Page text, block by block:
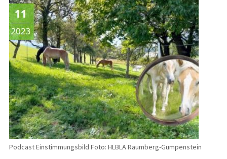
Podcast Einstimmungsbild Foto: HLBLA Raumberg-Gumpenstein